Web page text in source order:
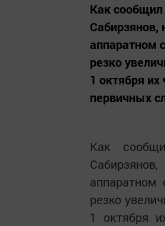
Как сообщил
аппаратном
резко
1 октября их
первичных
Как
резко
1 октября